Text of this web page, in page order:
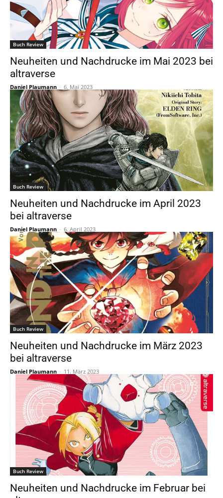
Buch Review
Neuheiten und Nachdrucke im Mai 2023 bei
altraverse
Daniel Plaumann - 6. Mai 2023
Buch Review
Neuheiten und Nachdrucke im April 2023
bei altraverse
Daniel Plaumann - 6. April 2023
Buch Review
Neuheiten und Nachdrucke im März 2023
bei altraverse
Daniel Plaumann - 11. März 2023
Buch Review
Neuheiten und Nachdrucke im Februar bei